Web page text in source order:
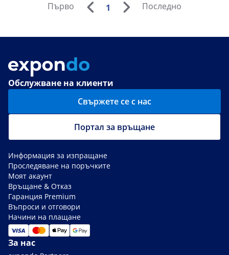
Първо 1 Последно
Обслужване на клиенти
Свържете се с нас
Портал за връщане
Информация за изпращане
Проследяване на поръчките
Моят акаунт
Връщане & Отказ
Гаранция Premium
Въпроси и отговори
Начини на плащане
За нас